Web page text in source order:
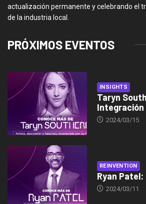
actualización permanente y celebrando el
de la industria local.
PRÓXIMOS EVENTOS
INSIGHTS
Taryn
Integración
2024/03/15
REINVENTION
Ryan
2024/03/11